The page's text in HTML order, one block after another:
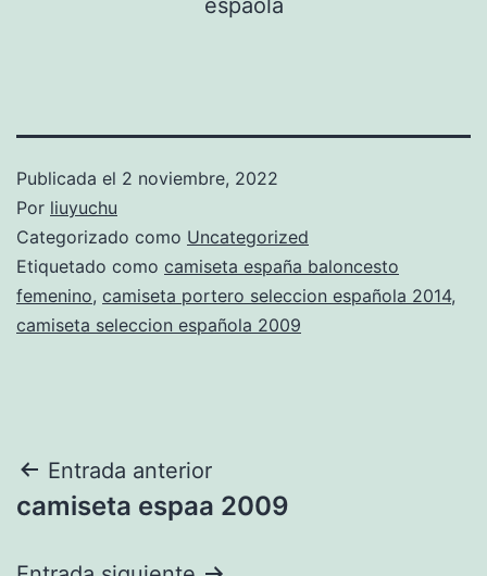
Publicada el 2 noviembre, 2022
Por liuyuchu
Categorizado como Uncategorized
Etiquetado como camiseta españa baloncesto
femenino, camiseta portero seleccion española 2014,
camiseta seleccion española 2009
Navegación
de
Entrada anterior
camiseta espaa 2009